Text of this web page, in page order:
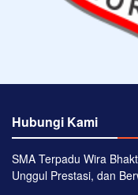
Hubungi Kami
SMA Terpadu Wira
Unggul Prestasi, dan